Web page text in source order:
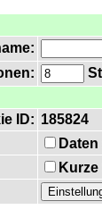
ID: 185824